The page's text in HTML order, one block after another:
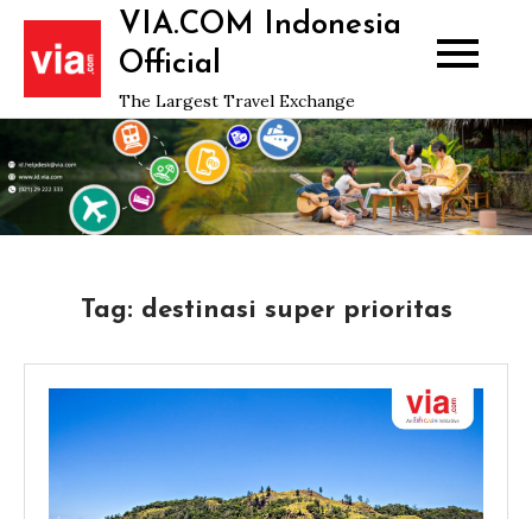
Skip
content
VIA.COM Indonesia
Official
The Largest Travel Exchange
Tag: destinasi super prioritas